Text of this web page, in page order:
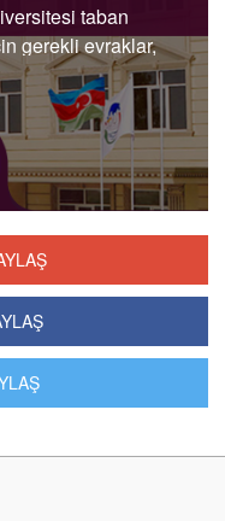
taban
gerekli evraklar,
başvurun